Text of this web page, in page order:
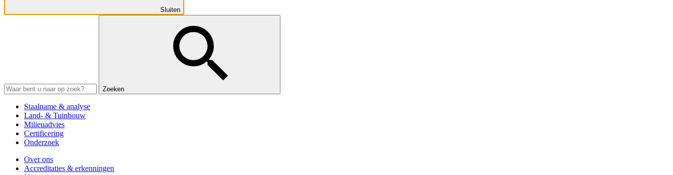
Sluiten
Zoeken
Staalname & analyse
Land- & Tuinbouw
Milieuadvies
Certificering
Onderzoek
Over ons
Accreditaties & erkenningen